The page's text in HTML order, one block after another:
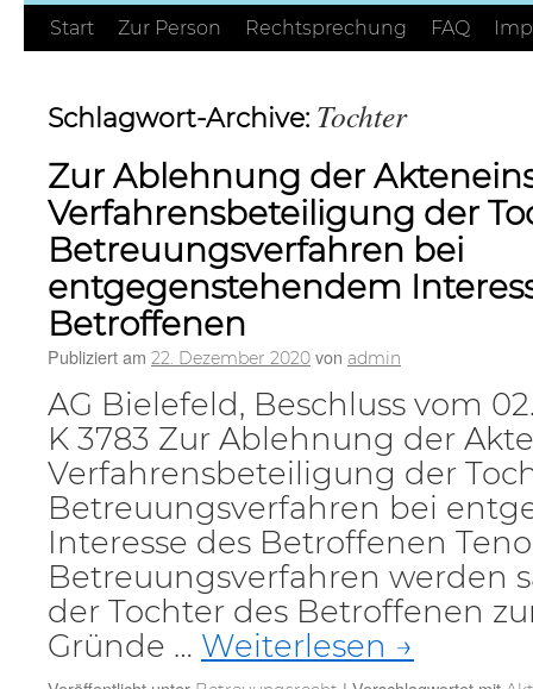
Zum
springen
Start Zur Person Rechtsprechung FAQ
Schlagwort-Archive: Tochter
Zur Ablehnung der
Verfahrensbeteiligung der
Betreuungsverfahren bei
entgegenstehendem
Betroffenen
Publiziert am 22. Dezember 2020 von admin
AG Bielefeld, Beschluss vom
K 3783 Zur Ablehnung der
Verfahrensbeteiligung der
Betreuungsverfahren bei
Interesse des Betroffenen
Betreuungsverfahren werden
der Tochter des Betroffenen
Gründe … Weiterlesen →